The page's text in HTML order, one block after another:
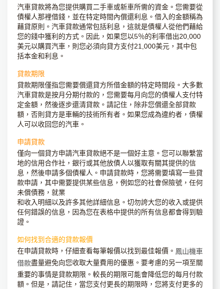
汽車貸款將為您提供購買二手車或新車所需的資金。您需要從
債權人那裡借錢，並在特定時間內償還利息。借入的金額稱為
藉貸原則。汽車貸款通常包括利息，這就是債權人從他們藉給
您的錢中獲利的方式。因此，如果您以5％的利率借出20,000
美元以購買汽車，則您必須向貸方支付21,000美元，其中包
括本金和利息。
貸款期限
貸款期限僅指您需要償還貸方所借金額的特定時間段。大多數
汽車貸款是按月分期付款的，您需要每月向您的債權人支付特
定金額，然後逐步還清貸款。請記住，除非您償還全部貸款
額，否則貸方是車輛的技術所有者。如果您成為違約者，債權
人可以收回您的汽車。
申請貸款
僅向一個貸方申請汽車貸款絕不是一個好主意。您可以聯繫當
地的信用合作社，銀行或其他放債人以獲取有關其提供的信
息，然後申請多個債權人。申請貸款時，您將需要填寫一些貸
款申請，其中需要提供某些信息，例如您的社會保險號，任何
未償債務，就業
和收入明細以及許多其他詳細信息。切勿誇大您的收入或提供
任何錯誤的信息，因為您在表格中提供的所有信息都會得到驗
證。
如何找到合適的貸款報價
在申請貸款時，仔細查看每筆報價以找到最佳報價。 鳳山機車
借款盡量避免向您收取大量費用的優惠。要考慮的另一項至關
重要的事情是貸款期限。較長的期限可能會降低您的每月付款
額。但是，請記住，當您支付更長的期限時，您將支付更多的